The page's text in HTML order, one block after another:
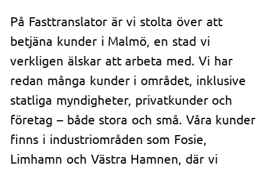
På Fasttranslator är vi stolta över att
betjäna kunder i Malmö, en stad vi
verkligen älskar att arbeta med. Vi har
redan många kunder i området, inklusive
statliga myndigheter, privatkunder och
företag – både stora och små. Våra kunder
finns i industriområden som Fosie,
Limhamn och Västra Hamnen, där vi